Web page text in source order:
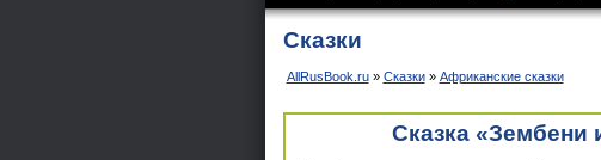
Сказки
AllRusBook.ru» Сказки» Африканские сказки
Сказка «Зембени